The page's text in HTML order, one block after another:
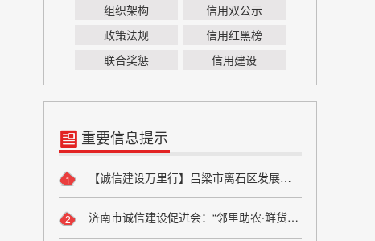
组织架构
信用双公示
政策法规
信用红黑榜
联合奖惩
信用建设
重要信息提示
【诚信建设万里行】吕梁市离石区发展和改革局严守粮食安全底线 弘扬粮食行业诚信风尚
1
济南市诚信建设促进会：“邻里助农·鲜货进社区”座谈会成功举办 搭建“田间到餐桌”直供桥梁
2